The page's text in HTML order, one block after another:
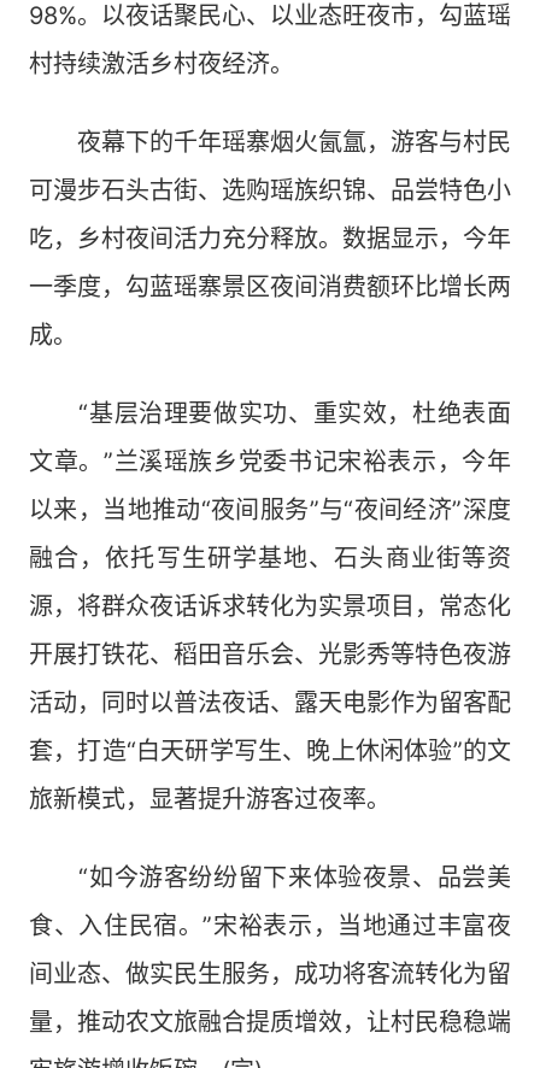
98%。以夜话聚民心、以业态旺夜市，勾蓝瑶
村持续激活乡村夜经济。
夜幕下的千年瑶寨烟火氤氲，游客与村民
可漫步石头古街、选购瑶族织锦、品尝特色小
吃，乡村夜间活力充分释放。数据显示，今年
一季度，勾蓝瑶寨景区夜间消费额环比增长两
成。
“基层治理要做实功、重实效，杜绝表面
文章。”兰溪瑶族乡党委书记宋裕表示，今年
以来，当地推动“夜间服务”与“夜间经济”深度
融合，依托写生研学基地、石头商业街等资
源，将群众夜话诉求转化为实景项目，常态化
开展打铁花、稻田音乐会、光影秀等特色夜游
活动，同时以普法夜话、露天电影作为留客配
套，打造“白天研学写生、晚上休闲体验”的文
旅新模式，显著提升游客过夜率。
“如今游客纷纷留下来体验夜景、品尝美
食、入住民宿。”宋裕表示，当地通过丰富夜
间业态、做实民生服务，成功将客流转化为留
量，推动农文旅融合提质增效，让村民稳稳端